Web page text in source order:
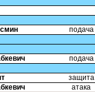
подача
подача
защита
атака